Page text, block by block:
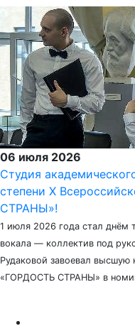
06 июля 2026
Студия
степени X
СТРАНЫ»!
1 июля 2026 года стал днём
вокала — коллектив под
Рудаковой завоевал высшую
«ГОРДОСТЬ СТРАНЫ» в